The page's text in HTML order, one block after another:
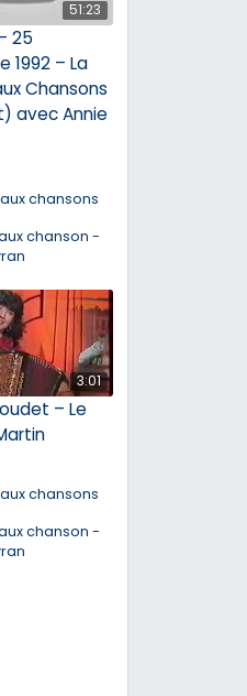
51:23
25
1992 – La
Chansons
avec Annie
chansons
chanson -
3:01
– Le
chansons
chanson -